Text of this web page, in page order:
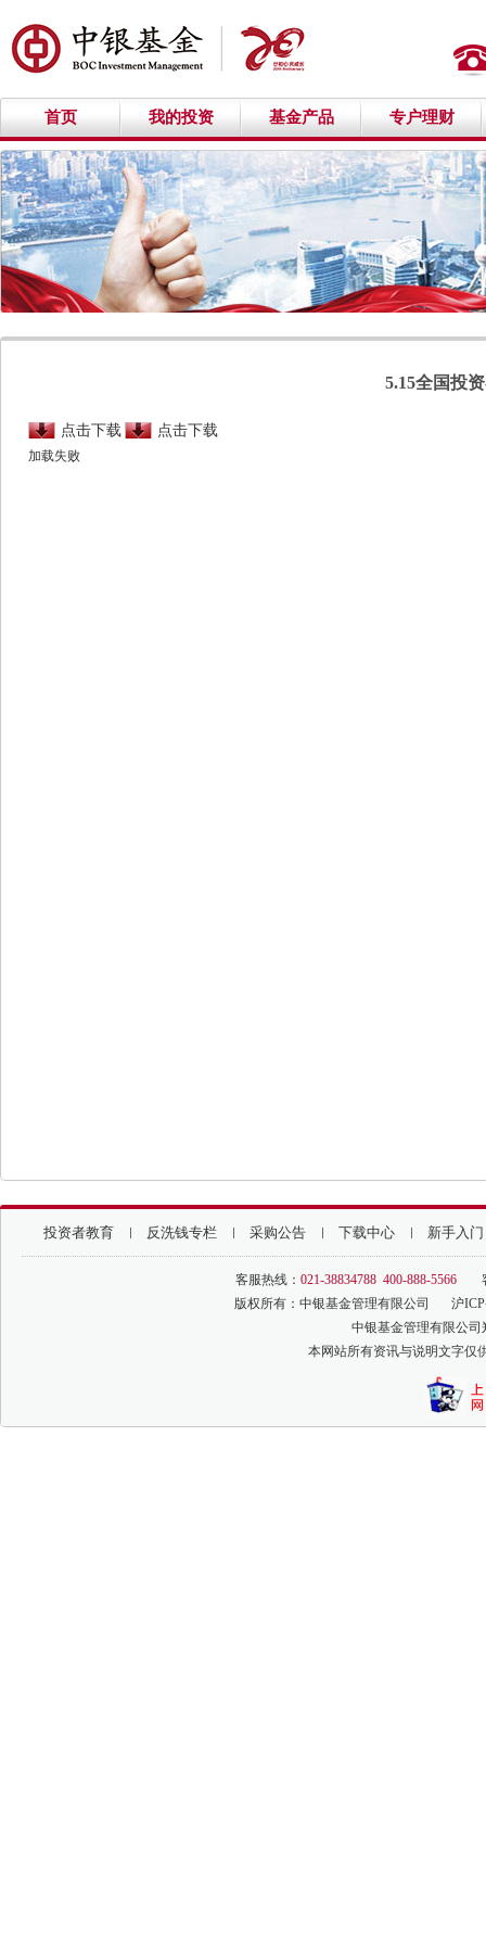
首页 我的投资 基金产品 专户理财
5.15全国投
点击下载 点击下载
加载失败
投资者教育 反洗钱专栏 采购公告 下载中心 新手入门
客服热线： 021-38834788 400-888-5566
版权所有：中银基金管理有限公司
沪
中银基金管理有限公
本网站所有资讯与说明文字仅